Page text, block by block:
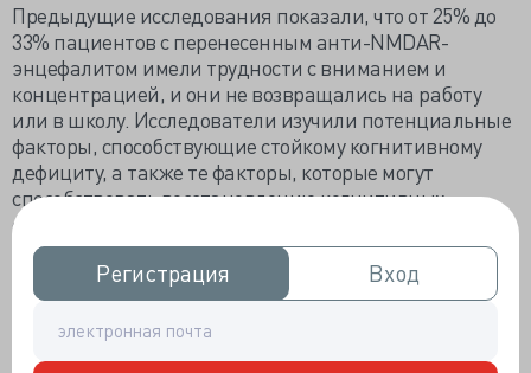
Регистрация
Регистрация Вход
Вход
Предыдущие исследования показали, что от 25% до
33% пациентов с перенесенным анти-NMDAR-
энцефалитом имели трудности с вниманием и
концентрацией, и они не возвращались на работу
или в школу. Исследователи изучили потенциальные
факторы, способствующие стойкому когнитивному
дефициту, а также те факторы, которые могут
способствовать восстановлению когнитивных
функций.
В исследовании приняли участие 92 человека
(средний возраст 29 лет; 77% женского пола) из более
энцефалитом NMDAR, образцы спинномозговой
жидкости и крови которых были изучены в